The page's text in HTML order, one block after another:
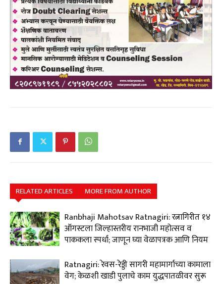
RELATED ARTICLES MORE FROM AUTHOR
Ranbhaji Mahotsav Ratnagiri: रत्नागिरीत १४
ऑगस्टला जिल्हास्तरीय रानभाजी महोत्सव व
पाककला स्पर्धा; जाणून घ्या वेळापत्रक आणि नियम
Ratnagiri: रेवस-रेड्डी सागरी महामार्गाच्या कामाला
वेग; केळशी खाडी पुलाचे काम युद्धपातळीवर सुरू